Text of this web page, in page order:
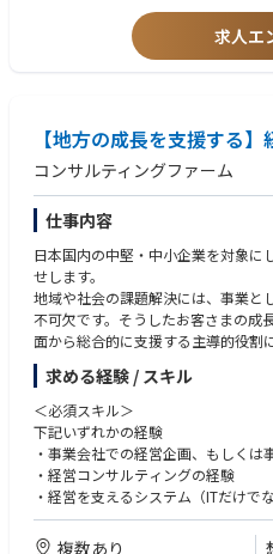
・マネーセミナー、新入社員研修な
■求める人材と能力：
・素直に、謙虚に、自己成長の努力
■職場の雰囲気
互いに協力し、困った時はお互いに
ホームな雰囲気の職場です。
■業務の魅力・やりがい
行なっており、保険以外にもマネー
ています。
リンナイグループの福利厚生部門と
ループ従業員のライフプラン設計に
す。
目標はありますがノルマはありませ
く働き続けることができます。
求人エ
【地方の成長を支援する
コンサルティングファーム
仕事内容
日本国内の中堅・中小企業を対象に
せします。
地域や社会の課題解決には、事業と
不可欠です。そうしたお客さまの成
面から総合的に支援する主導的役割
-----------------------------
■新規事業創出支援
お客さま企業の経営/事業分析から、
ース確保、POC、実現まで幅広く対応
■その他成長支援
中期経営計画の策定支援のほか、
-----------------------------
求める経験 / スキル
＜必須スキル＞
下記いずれかの経験
・事業会社での経営企画、もしくは
・経営コンサルティングの経験
・経営を支えるシステム（ITだけで
＜歓迎スキル＞
複数あり